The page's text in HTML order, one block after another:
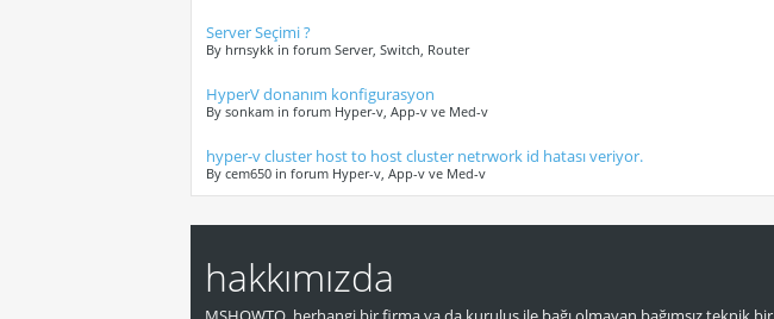
Server Seçimi ?
By hrnsykk in forum Server, Switch, Router
HyperV donanım konfigurasyon
By sonkam in forum Hyper-v, App-v ve Med-v
hyper-v cluster host to host cluster netrwork id hatası veriyor.
By cem650 in forum Hyper-v, App-v ve Med-v
hakkımızda